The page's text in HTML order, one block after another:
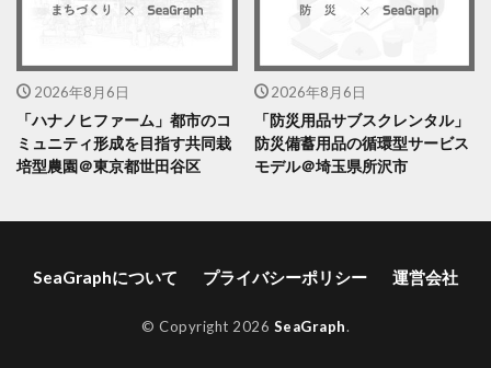
2026年8月6日
「ハナノヒファーム」都市のコ
ミュニティ形成を目指す共同栽
培型農園＠東京都世田谷区
2026年8月6日
「防災用品サブスクレンタル」
防災備蓄用品の循環型サービス
モデル＠埼玉県所沢市
SeaGraphについて プライバシーポリシー 運営会社
© Copyright 2026 SeaGraph.